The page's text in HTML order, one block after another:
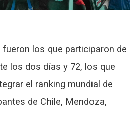
los que participaron de
los dos días y 72, los que
el ranking mundial de
de Chile, Mendoza,